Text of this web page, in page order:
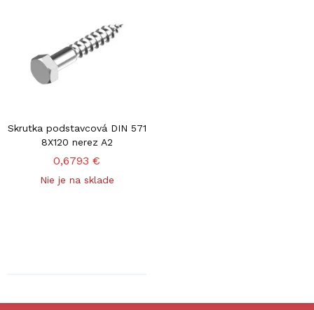
Skrutka podstavcová DIN 571
8X120 nerez A2
0,6793 €
Nie je na sklade